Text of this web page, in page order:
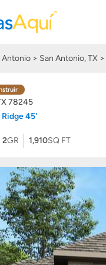
Antonio San Antonio, TX
78245
45'
2GR 1,910SQ FT